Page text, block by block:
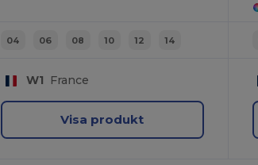
04 06 08 10 12 14
W1 France
Visa produkt